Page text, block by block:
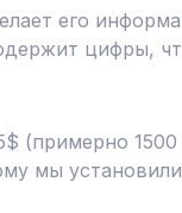
его
цифры,
(примерно
мы